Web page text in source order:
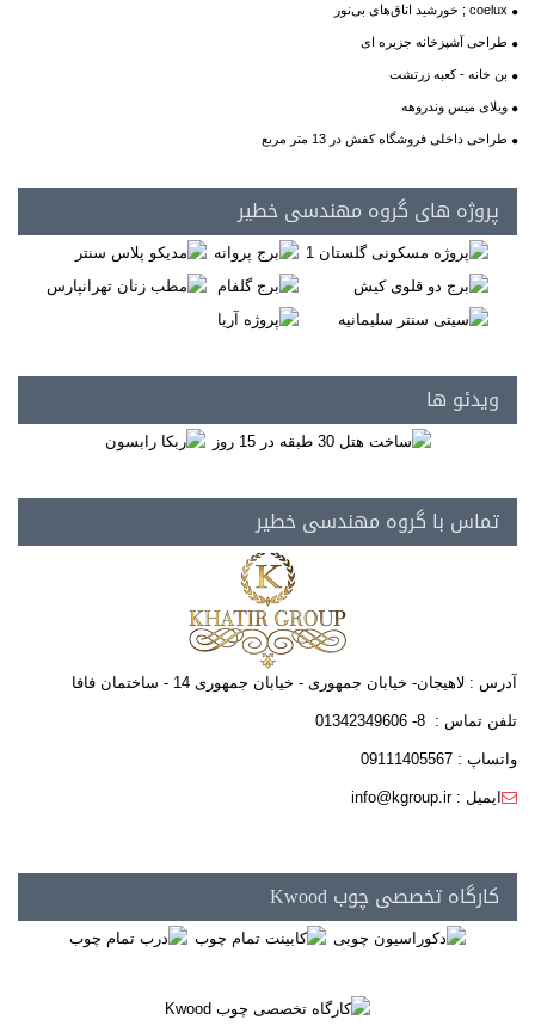
coelux ; خورشید اتاق‌های بی‌نور
طراحی آشپزخانه جزیره ای
بن خانه - کعبه زرتشت
ویلای میس وندروهه
طراحی داخلی فروشگاه کفش در 13 متر مربع
پروژه های گروه مهندسی خطیر
ویدئو ها
تماس با گروه مهندسی خطیر
آدرس : لاهیجان- خیابان جمهوری - خیابان جمهوری 14 - ساختمان فافا
تلفن تماس : 8- 01342349606
واتساپ : 09111405567
ایمیل : info@kgroup.ir
کارگاه تخصصی چوب Kwood